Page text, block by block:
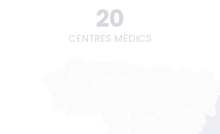
20
CENTRES MÈDICS